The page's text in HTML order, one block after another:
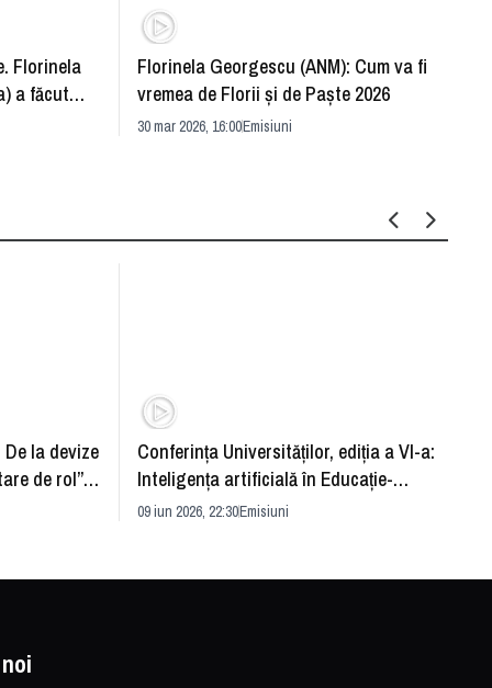
Florinela
a făcut
Florinela Georgescu (ANM): Cum va fi
vremea de Florii și de Paște 2026
30 mar 2026, 16:00Emisiuni
la devize
de rol”.
Conferința Universităților, ediția a VI-a:
Inteligența artificială în Educație-
soluție sau problemă?
09 iun 2026, 22:30Emisiuni